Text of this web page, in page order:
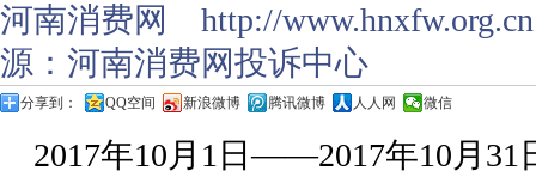
河南消费网 http://
源：河南消费网投诉中心
分享到： QQ空间 新浪微博 腾讯微博 人人网 微信
2017年10月1日——2017年10月31